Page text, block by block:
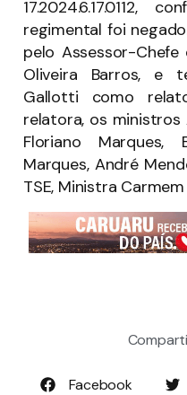
17.2024.6.17.0112,
regimental foi
pelo Assessor-Chefe
Oliveira Barros, e
Gallotti como
relatora, os ministros
Floriano Marques,
Marques, André
TSE, Ministra
Facebook